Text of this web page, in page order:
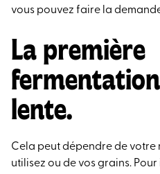
vous pouvez faire la
La première
lente.
Cela peut dépendre de votre
utilisez ou de vos grains.